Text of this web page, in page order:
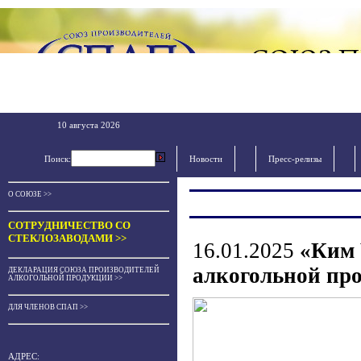
10 августа 2026
Поиск: Новости Пресс-релизы
О СОЮЗЕ >>
СОТРУДНИЧЕСТВО СО
СТЕКЛОЗАВОДАМИ >>
ДЕКЛАРАЦИЯ СОЮЗА ПРОИЗВОДИТЕЛЕЙ
АЛКОГОЛЬНОЙ ПРОДУКЦИИ >>
ДЛЯ ЧЛЕНОВ СПАП >>
АДРЕС:
16.01.2025 «Ким
алкогольной